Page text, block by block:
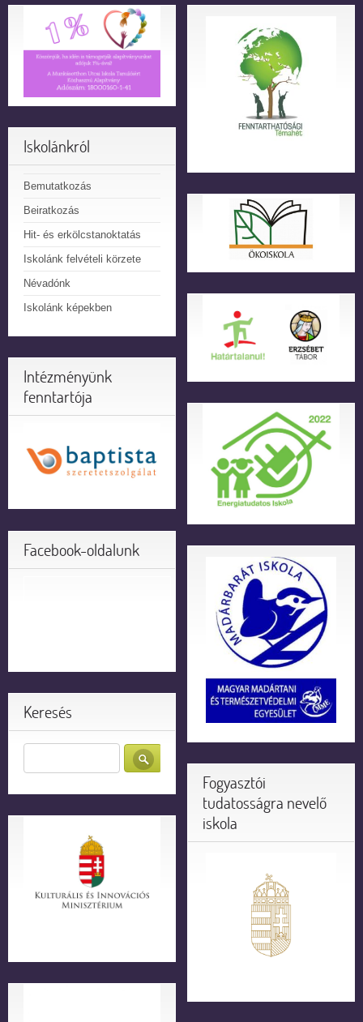
Iskolánkról
Bemutatkozás
Beiratkozás
Hit- és erkölcstanoktatás
Iskolánk felvételi körzete
Névadónk
Iskolánk képekben
Intézményünk
fenntartója
Facebook-oldalunk
Keresés
Fogyasztói
tudatosságra nevelő
iskola